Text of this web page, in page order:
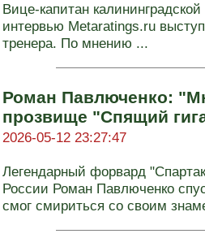
Вице-капитан
интервью Metaratings.ru
тренера. По мнению ...
Роман Павлюченко:
прозвище "Спящий
2026-05-12 23:27:47
Легендарный форвард
России Роман Павлюченко
смог смириться со своим